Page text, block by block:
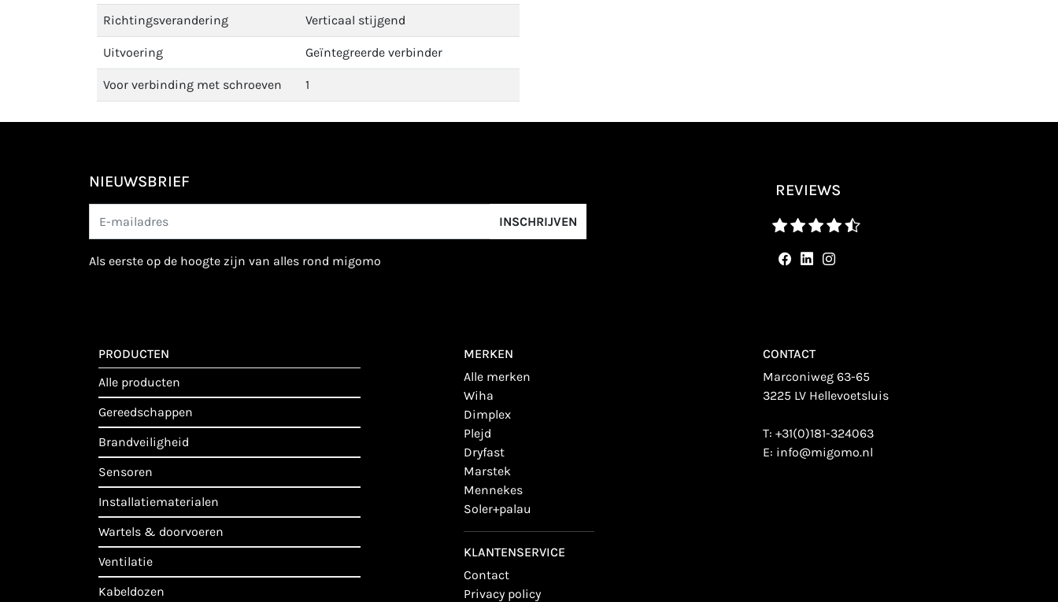
Richtingsverandering Verticaal stijgend
Uitvoering Geïntegreerde verbinder
Voor verbinding met schroeven 1
NIEUWSBRIEF
INSCHRIJVEN
als eerste op de hoogte zijn van alles rond migomo
REVIEWS
PRODUCTEN
alle producten
gereedschappen
brandveiligheid
sensoren
installatiematerialen
wartels & doorvoeren
ventilatie
kabeldozen
MERKEN
alle merken
wiha
dimplex
plejd
dryfast
marstek
mennekes
soler+palau
KLANTENSERVICE
contact
privacy policy
CONTACT
Marconiweg 63-65
3225 LV Hellevoetsluis
T:+31(0)181-324063
E: info@migomo.nl